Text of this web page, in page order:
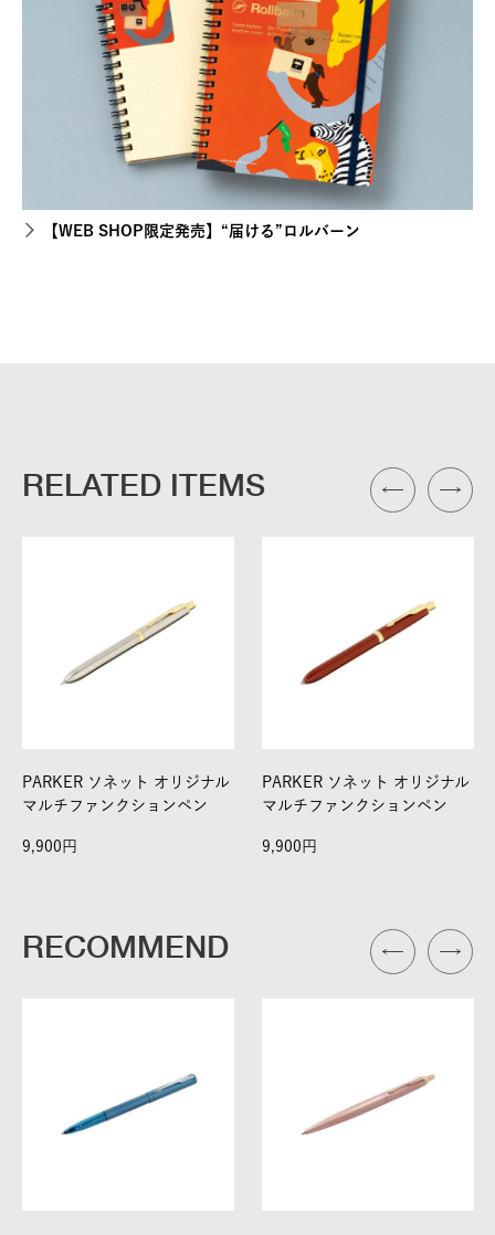
【WEB SHOP限定発売】“届ける”ロルバーン
RELATED ITEMS
PARKER ソネット オリジナル
マルチファンクションペン
9,900
PARKER ソネット オリジナル
マルチファンクションペン
9,900
RECOMMEND